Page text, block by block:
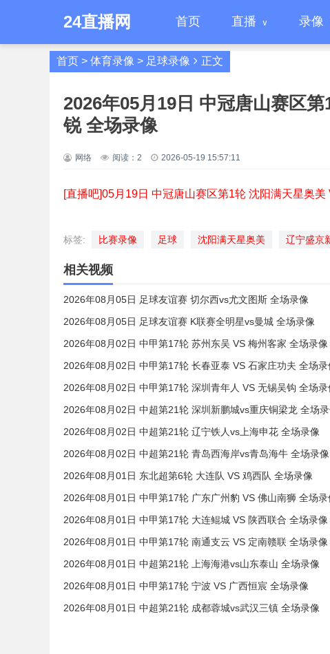
24直播网 首页 直播 录像
首页 > 体育录像 > 足球录像 正文
2026年05月19日 中冠唐山赛区
锐 全场录像
网络 阅读： 2 2026-05-19 15:57:11
[直播吧]05月19日 中冠唐山赛区第1轮 沈阳满天星奥
标签: 比赛录像 足球 沈阳满天星奥美 辽宁盛京
相关视频
2026年08月05日 足球友谊赛 切尔西vs尤文图斯 全场录像
2026年08月05日 足球友谊赛 K联赛全明星vs曼城 全场录像
2026年08月02日 中甲第17轮 苏州东吴 VS 梅州客家 全场录像
2026年08月02日 中甲第17轮 长春亚泰 VS 石家庄功夫 全场录
2026年08月02日 中甲第17轮 深圳青年人 VS 无锡吴钩 全场录
2026年08月02日 中超第21轮 深圳新鹏城vs重庆铜梁龙 全场
2026年08月02日 中超第21轮 辽宁铁人vs上海申花 全场录像
2026年08月02日 中超第21轮 青岛西海岸vs青岛海牛 全场录像
2026年08月01日 东北超第6轮 大连队 VS 鸡西队 全场录像
2026年08月01日 中甲第17轮 广东广州豹 VS 佛山南狮 全场录
2026年08月01日 中甲第17轮 大连鲲城 VS 陕西联合 全场录像
2026年08月01日 中甲第17轮 南通支云 VS 定南赣联 全场录像
2026年08月01日 中超第21轮 上海海港vs山东泰山 全场录像
2026年08月01日 中甲第17轮 宁波 VS 广西恒宸 全场录像
2026年08月01日 中超第21轮 成都蓉城vs武汉三镇 全场录像